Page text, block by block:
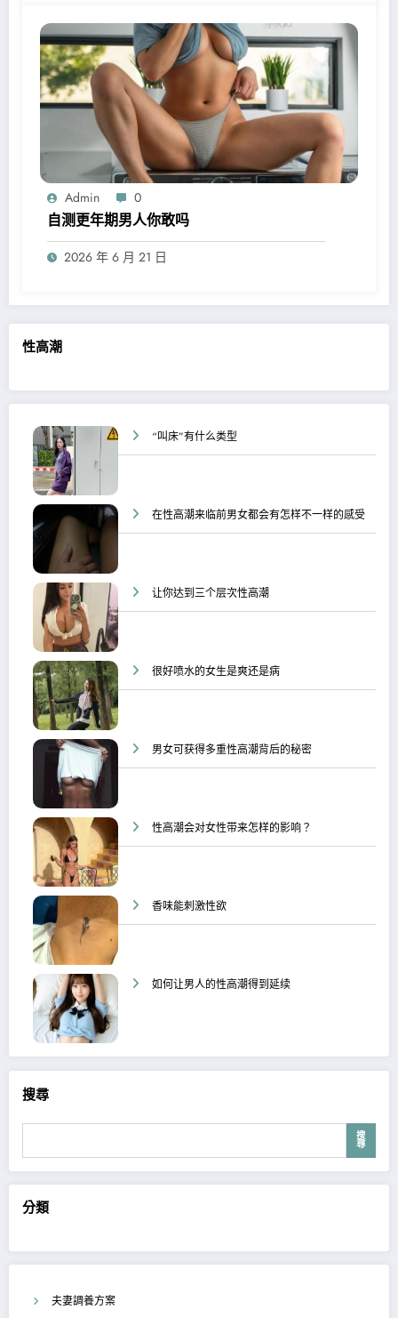
性高潮
“叫床”有什么类型
在性高潮来临前男女都会有怎样不一样的感受
让你达到三个层次性高潮
很好喷水的女生是爽还是病
男女可获得多重性高潮背后的秘密
性高潮会对女性带来怎样的影响？
香味能刺激性欲
如何让男人的性高潮得到延续
Admin 0
自测更年期男人你敢吗
2026 年 6 月 21 日
搜尋
搜
尋
分類
夫妻調養方案